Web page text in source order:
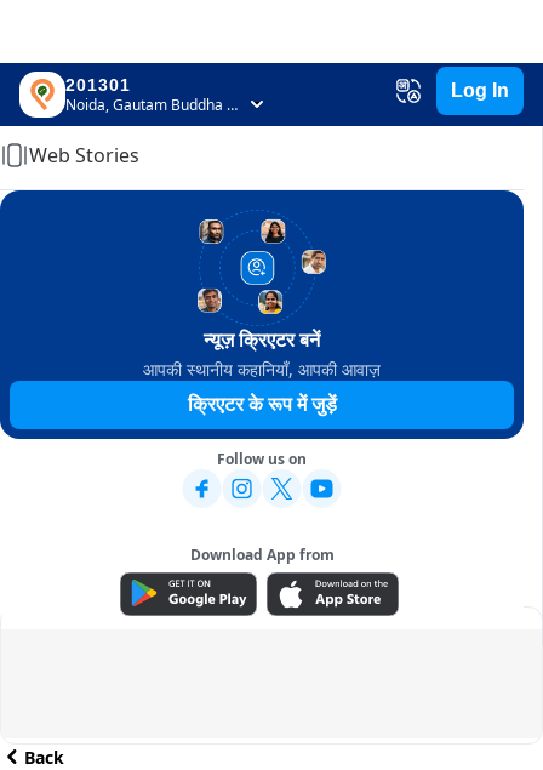
201301
Noida, Gautam Buddha Nagar, Uttar Pradesh
Log In
Home
Web Stories
न्यूज़ क्रिएटर बनें
आपकी स्थानीय कहानियाँ, आपकी आवाज़
क्रिएटर के रूप में जुड़ें
Follow us on
Download App from
ADVERTISEMENT
Back